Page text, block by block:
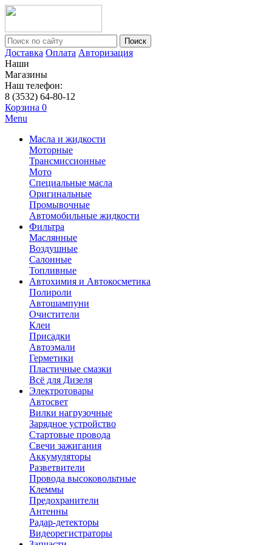
Поиск
Доставка Оплата Авторизация
Наши
Магазины
Наш телефон:
8 (3532) 64-80-12
Корзина 0
Menu
Масла и жидкости
Моторные
Трансмиссионные
Мото
Специальные масла
Оригинальные
Промывочные
Автомобильные жидкости
Фильтра
Маслянные
Воздушные
Салонные
Топливные
Автохимия и Автокосметика
Полироли
Автошампуни
Очистители
Клеи
Присадки
Автоэмали
Герметики
Пластичные смазки
Всё для Дизеля
Электротовары
Автосвет
Вилки нагрузочные
Зарядное устройство
Стартовые провода
Свечи зажигания
Аккумуляторы
Разветвители
Провода высоковольтные
Клеммы
Предохранители
Антенны
Радар-детекторы
Видеорегистраторы